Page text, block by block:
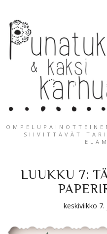
SIIVITTÄVÄT
LUUKKU 7:
keskiviikko